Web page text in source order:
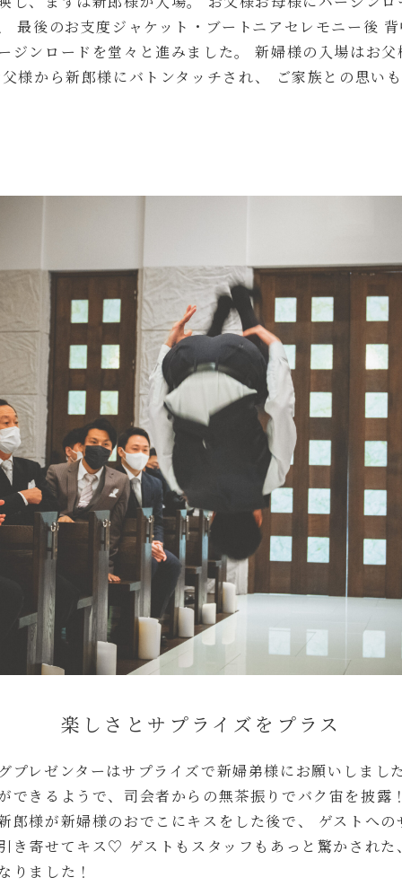
最後のお支度ジャケット・ブートニアセレモニー後
ジンロードを堂々と進みました。 新婦様の入場はお
様から新郎様にバトンタッチされ、 ご家族との思い
楽しさとサプライズをプラス
プレゼンターはサプライズで新婦弟様にお願いしまし
できるようで、司会者からの無茶振りでバク宙を披露
郎様が新婦様のおでこにキスをした後で、 ゲストへ
き寄せてキス♡ ゲストもスタッフもあっと驚かされた
りました！